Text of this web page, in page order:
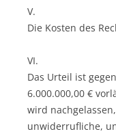
V.
Die Kosten des
VI.
Das Urteil ist
6.000.000,00 €
wird
unwiderrufliche,